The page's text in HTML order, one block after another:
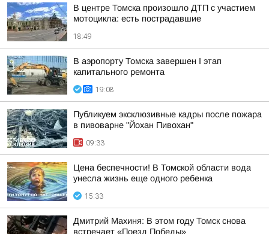
В центре Томска произошло ДТП с участием
мотоцикла: есть пострадавшие
18:49
В аэропорту Томска завершен I этап
капитального ремонта
19:08
Публикуем эксклюзивные кадры после пожара
в пивоварне "Йохан Пивохан"
09:33
Цена беспечности! В Томской области вода
унесла жизнь еще одного ребенка
15:33
Дмитрий Махиня: В этом году Томск снова
встречает «Поезд Победы»